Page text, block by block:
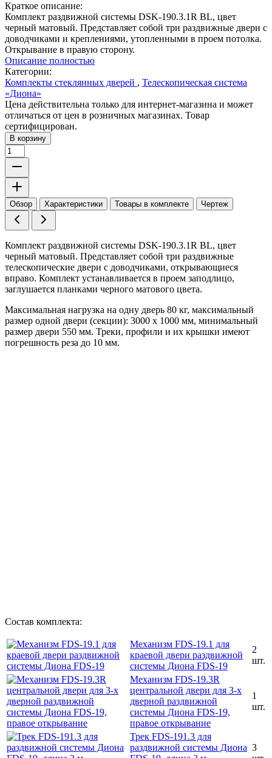
Краткое описание:
Комплект раздвижной системы DSK-190.3.1R BL, цвет
черный матовый. Представляет собой три раздвижные двери с
доводчиками и креплениями, утопленными в проем потолка.
Открывание в правую сторону.
Описание полностью
Категории:
Комплекты стеклянных дверей , Телескопическая система
«Диона»
Цена действительна только для интернет-магазина и может
отличаться от цен в розничных магазинах. Товар
сертифицирован.
В корзину
Обзор Характеристики Товары в комплекте Чертеж
Комплект раздвижной системы DSK-190.3.1R BL, цвет
черный матовый. Представляет собой три раздвижные
телескопические двери с доводчиками, открывающиеся
вправо. Комплект устанавливается в проем заподлицо,
заглушается планками черного матового цвета.
Максимальная нагрузка на одну дверь 80 кг, максимальный
размер одной двери (секции): 3000 x 1000 мм, минимальный
размер двери 550 мм. Треки, профили и их крышки имеют
погрешность реза до 10 мм.
Состав комплекта:
Механизм FDS-19.1 для
краевой двери раздвижной
системы Диона FDS-19
2
шт.
Механизм FDS-19.3R
центральной двери для 3-х
дверной раздвижной
системы Диона FDS-19,
правое открывание
1
шт.
Трек FDS-191.3 для
раздвижной системы Диона 3